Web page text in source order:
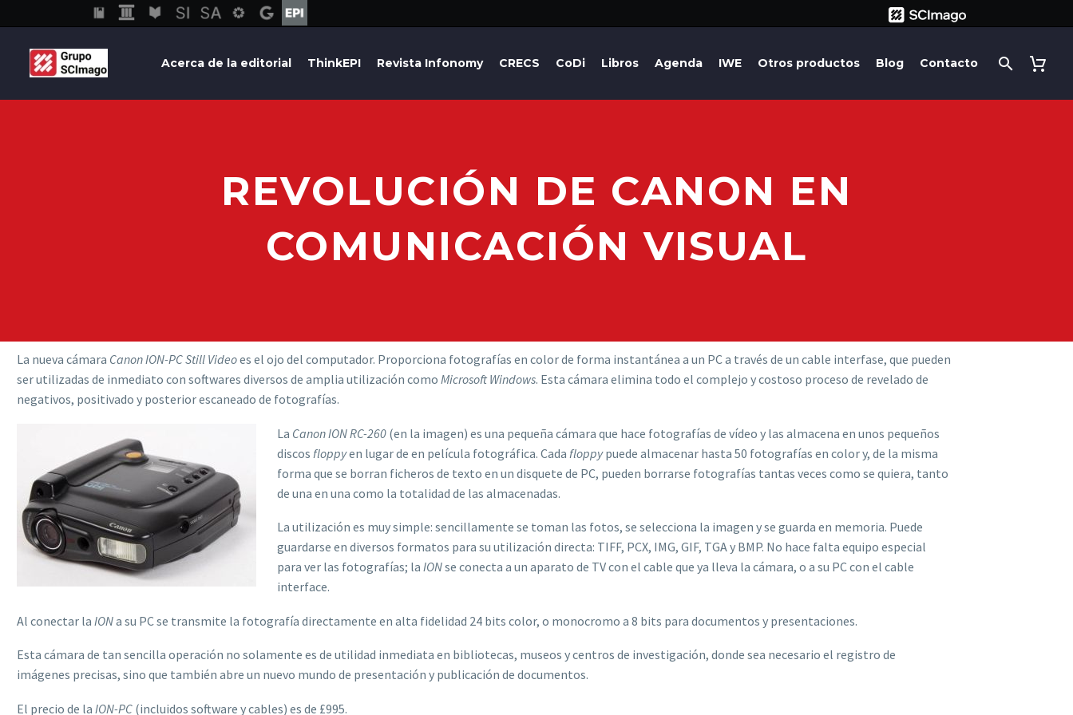
Acerca de la editorial ThinkEPI Revista Infonomy CRECS CoDi Libros Agenda IWE Otros productos Blog Contacto
REVOLUCIÓN DE CANON EN
COMUNICACIÓN VISUAL
La nueva cámara Canon ION-PC Still Videoes el ojo del computador. Proporciona fotografías en color de forma instantánea a un PC a través de un cable interfase, que pueden
ser utilizadas de inmediato con softwares diversos de amplia utilización como Microsoft Windows. Esta cámara elimina todo el complejo y costoso proceso de revelado de
negativos, positivado y posterior escaneado de fotografías.
La Canon ION RC-260(en la imagen) es una pequeña cámara que hace fotografías de vídeo y las almacena en unos pequeños
discos floppyen lugar de en película fotográfica. Cada floppypuede almacenar hasta 50 fotografías en color y, de la misma
forma que se borran ficheros de texto en un disquete de PC, pueden borrarse fotografías tantas veces como se quiera, tanto
de una en una como la totalidad de las almacenadas.
La utilización es muy simple: sencillamente se toman las fotos, se selecciona la imagen y se guarda en memoria. Puede
guardarse en diversos formatos para su utilización directa: TIFF, PCX, IMG, GIF, TGA y BMP. No hace falta equipo especial
para ver las fotografías; la IONse conecta a un aparato de TV con el cable que ya lleva la cámara, o a su PC con el cable
interface.
Al conectar la IONa su PC se transmite la fotografía directamente en alta fidelidad 24 bits color, o monocromo a 8 bits para documentos y presentaciones.
Esta cámara de tan sencilla operación no solamente es de utilidad inmediata en bibliotecas, museos y centros de investigación, donde sea necesario el registro de
imágenes precisas, sino que también abre un nuevo mundo de presentación y publicación de documentos.
El precio de la ION-PC (incluidos software y cables) es de £995.